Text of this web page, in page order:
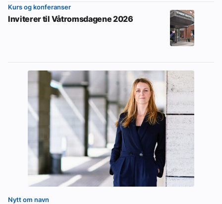
Kurs og konferanser
Inviterer til Våtromsdagene 2026
Nytt om navn